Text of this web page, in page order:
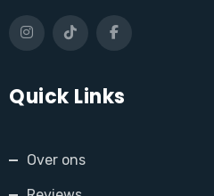
Quick Links
Over ons